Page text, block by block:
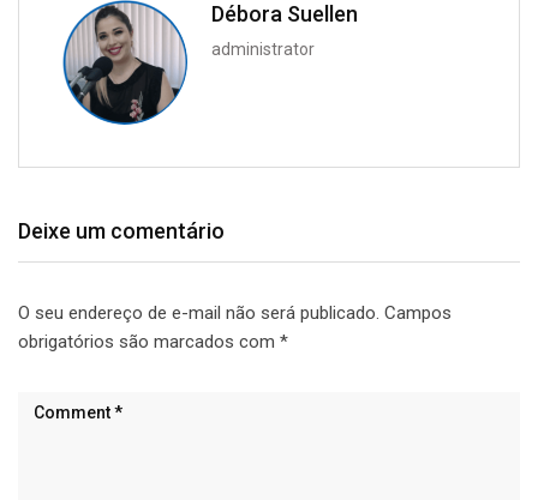
Débora Suellen
administrator
Deixe um comentário
O seu endereço de e-mail não será publicado. Campos
obrigatórios são marcados com *